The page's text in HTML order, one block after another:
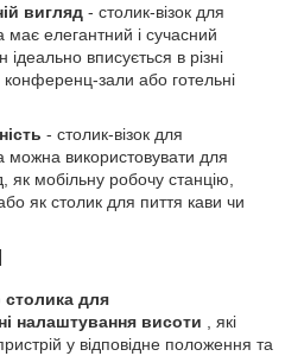
вигляд - столик-візок для
має елегантний і сучасний
ідеально вписується в різні
конференц-зали або готельні
- столик-візок для
можна використовувати для
як мобільну робочу станцію,
як столик для пиття кави чи
столика для
налаштування висоти , які
у відповідне положення та